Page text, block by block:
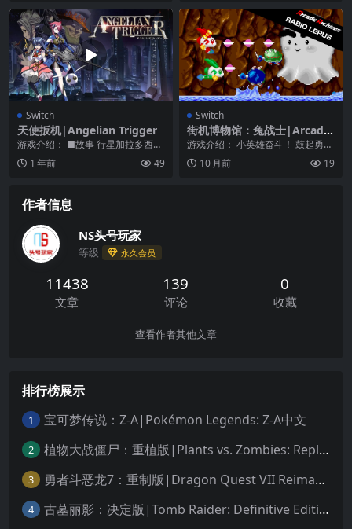
Switch
天使扳机|Angelian Trigger
游戏介绍： ■故事 行星加拉多西克
的大城市瓦蒂。 在那个角落经营事
业的伊姆斯侦探...
1 年前 49
Switch
街机博物馆：兔战士|Arcade
Archives: Rabio Lepus
游戏介绍： 小英雄奋斗！ 鼓起勇气
面对邪恶的敌人！！ 《兔战士》是
VIDEO ...
10 月前 19
作者信息
NS头号玩家
等级 永久会员
11438
文章
139
评论
0
收藏
查看作者其他文章
排行榜展示
1 宝可梦传说：Z-A|Pokémon Legends: Z-A中文
2 植物大战僵尸：重植版|Plants vs. Zombies: Replanted中文
3 勇者斗恶龙7：重制版|Dragon Quest VII Reimagined中文
4 古墓丽影：决定版|Tomb Raider: Definitive Edition中文